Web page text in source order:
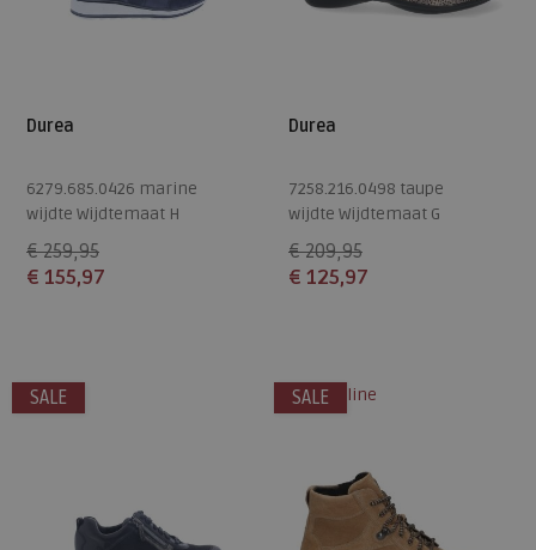
Durea
6279.685.0426 marine
wijdte Wijdtemaat H
€ 259,95
€ 155,97
Durea
7258.216.0498 taupe
wijdte Wijdtemaat G
€ 209,95
€ 125,97
SALE SALE
alleen online